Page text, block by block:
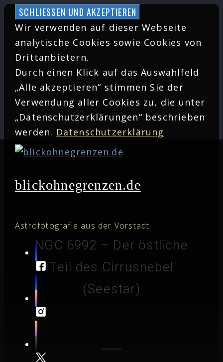
Zum
Inhalt
springen
Wir verwenden auf dieser Webseite
analytische Cookies sowie Cookies von
Drittanbietern.
Durch einen Klick auf das Auswahlfeld
„Alle akzeptieren“ stimmen Sie der
Verwendung aller Cookies zu, die unter
„Datenschutzerklärungen“ beschrieben
werden. Datenschutzerklärung
blickohnegrenzen.de
Astrofotografie aus der Vorstadt
NGC 6992 – Der östliche
Teil des Cirrusnebel
(Seestar)